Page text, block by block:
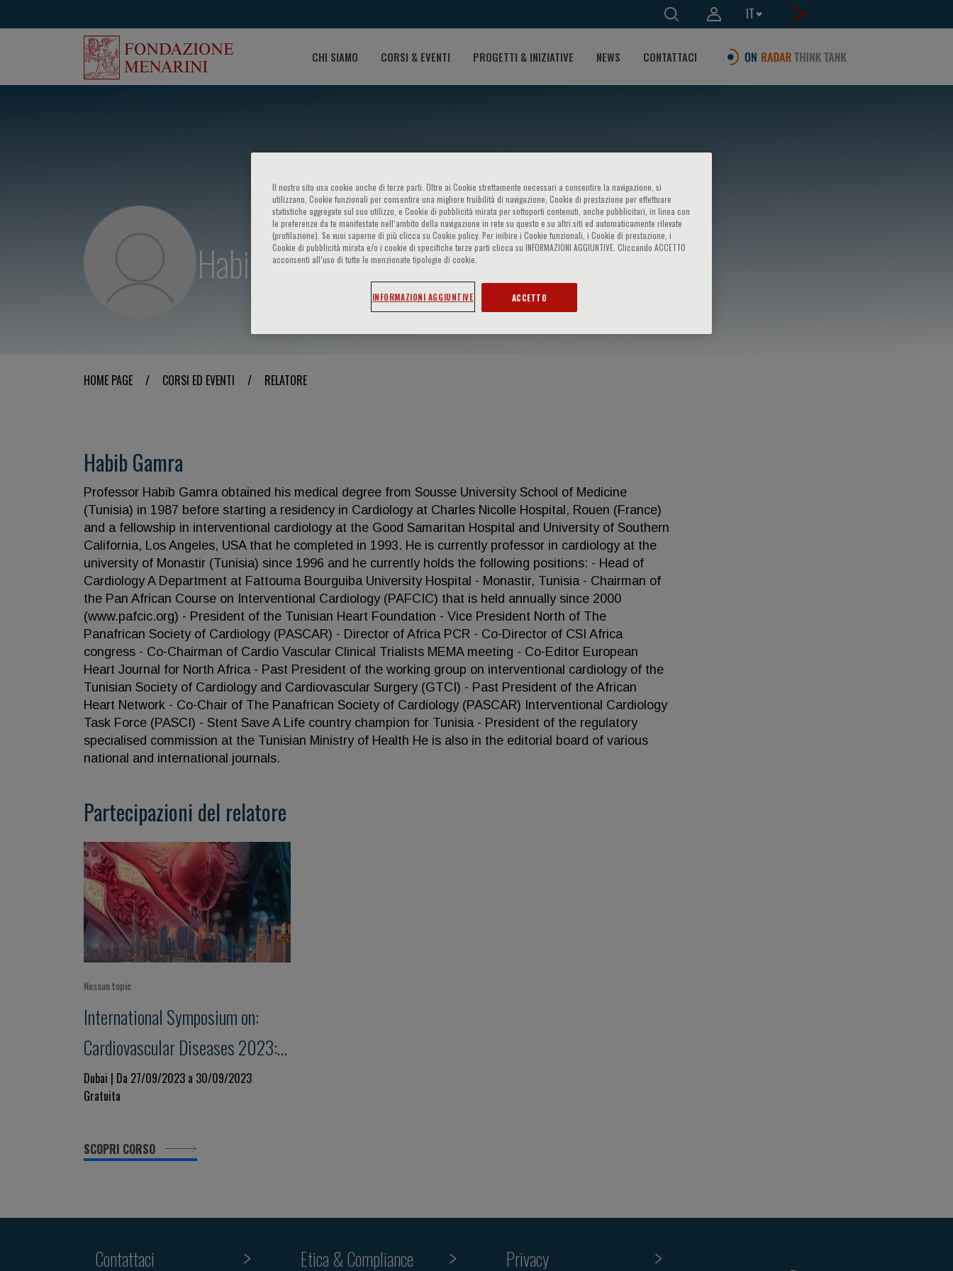
IT
CHI SIAMO CORSI & EVENTI PROGETTI & INIZIATIVE NEWS CONTATTACI
Habib Gamra
HOME PAGE / CORSI ED EVENTI / RELATORE
Habib Gamra
Professor Habib Gamra obtained his medical degree from Sousse University School of Medicine
(Tunisia) in 1987 before starting a residency in Cardiology at Charles Nicolle Hospital, Rouen (France)
and a fellowship in interventional cardiology at the Good Samaritan Hospital and University of Southern
California, Los Angeles, USA that he completed in 1993. He is currently professor in cardiology at the
university of Monastir (Tunisia) since 1996 and he currently holds the following positions: - Head of
Cardiology A Department at Fattouma Bourguiba University Hospital - Monastir, Tunisia - Chairman of
the Pan African Course on Interventional Cardiology (PAFCIC) that is held annually since 2000
(www.pafcic.org) - President of the Tunisian Heart Foundation - Vice President North of The
Panafrican Society of Cardiology (PASCAR) - Director of Africa PCR - Co-Director of CSI Africa
congress - Co-Chairman of Cardio Vascular Clinical Trialists MEMA meeting - Co-Editor European
Heart Journal for North Africa - Past President of the working group on interventional cardiology of the
Tunisian Society of Cardiology and Cardiovascular Surgery (GTCI) - Past President of the African
Heart Network - Co-Chair of The Panafrican Society of Cardiology (PASCAR) Interventional Cardiology
Task Force (PASCI) - Stent Save A Life country champion for Tunisia - President of the regulatory
specialised commission at the Tunisian Ministry of Health He is also in the editorial board of various
national and international journals.
Partecipazioni del relatore
Nessun topic
International Symposium on:
Cardiovascular Diseases 2023:
state of the art
Dubai | Da 27/09/2023 a 30/09/2023
Gratuita
SCOPRI CORSO
Contattaci Etica & Compliance Privacy
Il nostro sito usa cookie anche di terze parti. Oltre ai Cookie strettamente necessari a consentire la navigazione, si
utilizzano, Cookie funzionali per consentire una migliore fruibilità di navigazione, Cookie di prestazione per effettuare
statistiche aggregate sul suo utilizzo, e Cookie di pubblicità mirata per sottoporti contenuti, anche pubblicitari, in linea con
le preferenze da te manifestate nell‘ambito della navigazione in rete su questo e su altri siti ed automaticamente rilevate
(profilazione). Se vuoi saperne di più clicca su Cookie policy. Per inibire i Cookie funzionali, i Cookie di prestazione, i
Cookie di pubblicità mirata e/o i cookie di specifiche terze parti clicca su INFORMAZIONI AGGIUNTIVE. Cliccando ACCETTO
acconsenti all’uso di tutte le menzionate tipologie di cookie.
INFORMAZIONI AGGIUNTIVE ACCETTO